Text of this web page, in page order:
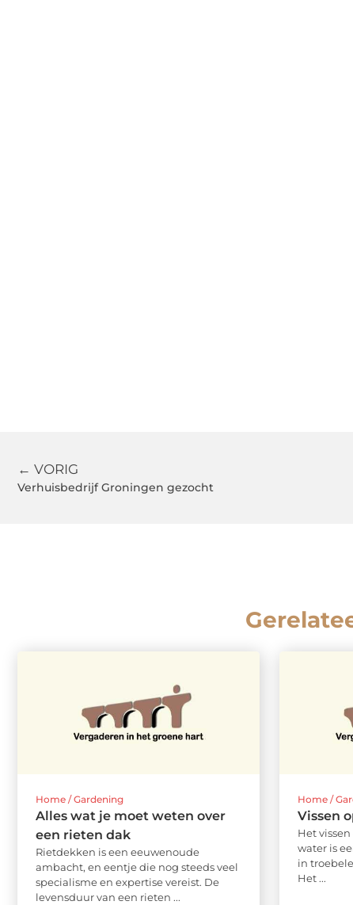
← VORIG
Verhuisbedrijf Groningen gezocht
Home / Gardening
Alles wat je moet weten over
een rieten dak
Rietdekken is een eeuwenoude
ambacht, en eentje die nog steeds veel
specialisme en expertise vereist. De
levensduur van een rieten ...
Home /
Vissen
Het
water is
in
Het ...